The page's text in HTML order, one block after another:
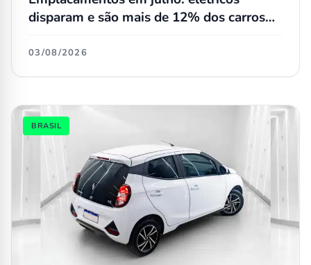
disparam e são mais de 12% dos carros
1 no varejo
03/08/2026
BRASIL